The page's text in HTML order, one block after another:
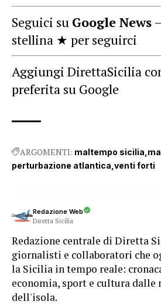
Seguici su Google News
stellina ★ per seguirci
Aggiungi DirettaSicilia
preferita su Google
ARGOMENTI: maltempo sicilia
perturbazione atlantica venti forti
Redazione Web
Diretta Sicilia
Redazione centrale di Diretta
giornalisti e collaboratori che
la Sicilia in tempo reale:
economia, sport e cultura dalle
dell'isola.